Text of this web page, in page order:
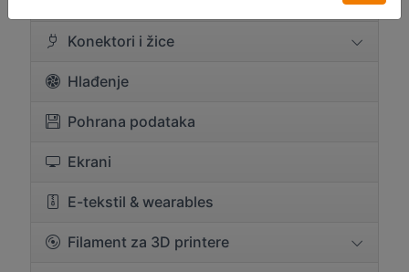
Konektori i žice
Hlađenje
Pohrana podataka
Ekrani
E-tekstil & wearables
Filament za 3D printere